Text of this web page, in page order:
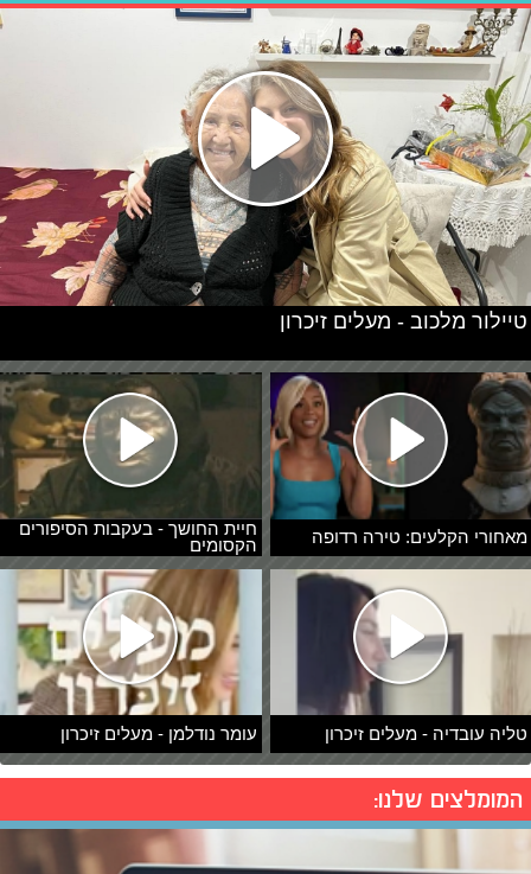
מאחורי הקלעים: טירה רדופה
חיית החושך - בעקבות הסיפורים
הקסומים
טליה עובדיה - מעלים זיכרון עומר נודלמן - מעלים זיכרון
טיילור מלכוב - מעלים זיכרון
המומלצים שלנו: